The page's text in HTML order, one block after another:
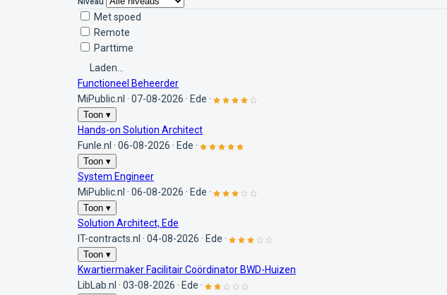
Met spoed
Remote
Parttime
Laden...
Functioneel Beheerder
MiPublic.nl · 07-08-2026 · Ede ·
Toon ▾
Hands-on Solution Architect
Funle.nl · 06-08-2026 · Ede ·
Toon ▾
System Engineer
MiPublic.nl · 06-08-2026 · Ede ·
Toon ▾
Solution Architect, Ede
IT-contracts.nl · 04-08-2026 · Ede ·
Toon ▾
Kwartiermaker Facilitair Coördinator BWD-Huizen
LibLab.nl · 03-08-2026 · Ede ·